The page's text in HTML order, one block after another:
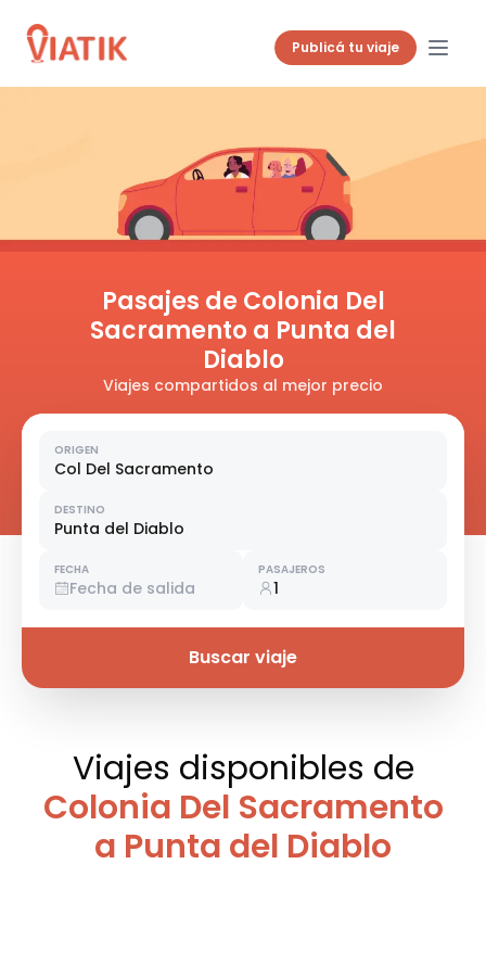
Publicá tu viaje
Pasajes de Colonia Del
Sacramento a Punta del
Diablo
Viajes compartidos al mejor precio
ORIGEN
Col Del Sacramento
DESTINO
Punta del Diablo
FECHA
Fecha de salida
PASAJEROS
1
Buscar viaje
Viajes disponibles de
Colonia Del Sacramento
a Punta del Diablo